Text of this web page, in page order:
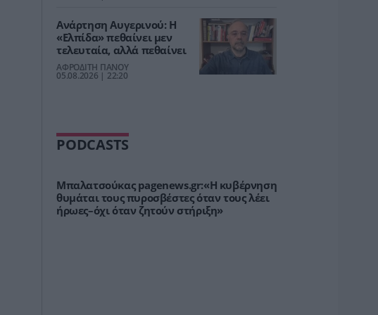
Ανάρτηση Αυγερινού: Η
«Ελπίδα» πεθαίνει μεν
τελευταία, αλλά πεθαίνει
ΑΦΡΟΔΙΤΗ ΠΑΝΟΥ
05.08.2026 | 22:20
PODCASTS
Μπαλατσούκας pagenews.gr:«Η κυβέρνηση
θυμάται τους πυροσβέστες όταν τους λέει
ήρωες–όχι όταν ζητούν στήριξη»